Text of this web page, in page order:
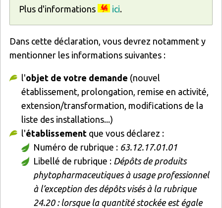
Plus d'informations ici.
Dans cette déclaration, vous devrez notamment y
mentionner les informations suivantes :
l'objet de votre demande (nouvel
établissement, prolongation, remise en activité,
extension/transformation, modifications de la
liste des installations...)
l'établissement que vous déclarez :
Numéro de rubrique : 63.12.17.01.01
Libellé de rubrique : Dépôts de produits
phytopharmaceutiques à usage professionnel
à l’exception des dépôts visés à la rubrique
24.20 : lorsque la quantité stockée est égale